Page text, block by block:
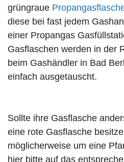
grüngraue
diese bei fast jedem
einer Propangas
Gasflaschen werden in der
beim Gashändler in Bad
einfach ausgetauscht.
Sollte ihre Gasflasche
eine rote Gasflasche
möglicherweise um eine
hier bitte auf das